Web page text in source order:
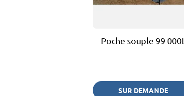
Poche souple 99 000L
SUR DEMANDE